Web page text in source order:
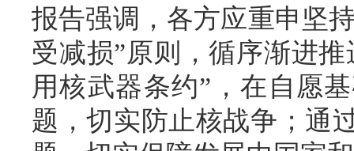
报告强调，各方应重申坚
受减损”原则，循序渐进
用核武器条约”，在自愿
题，切实防止核战争；通